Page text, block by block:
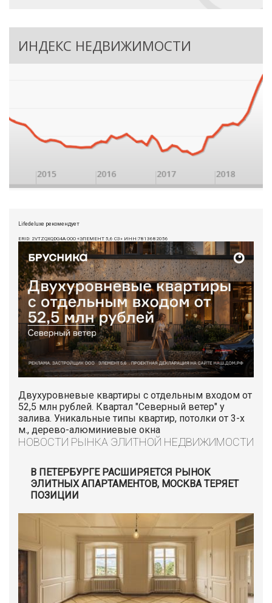
ИНДЕКС НЕДВИЖИМОСТИ
Lifedeluxe рекомендует
ERID: 2VTZQXQDG4A ООО «ЭЛЕМЕНТ 5,6 СЗ» ИНН:7813682056
Двухуровневые квартиры с отдельным входом от
52,5 млн рублей. Квартал "Северный ветер" у
залива. Уникальные типы квартир, потолки от 3-х
м., дерево-алюминиевые окна
НОВОСТИ РЫНКА ЭЛИТНОЙ НЕДВИЖИМОСТИ
В ПЕТЕРБУРГЕ РАСШИРЯЕТСЯ РЫНОК
ЭЛИТНЫХ АПАРТАМЕНТОВ, МОСКВА ТЕРЯЕТ
ПОЗИЦИИ